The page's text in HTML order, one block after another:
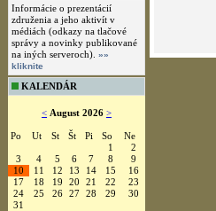
Informácie o prezentácií
združenia a jeho aktivít v
médiách (odkazy na tlačové
správy a novinky publikované
na iných serveroch). »»
kliknite
KALENDÁR
< August 2026 >
Po Ut St Št Pi So
Ne
1
2
3
4 5 6 7 8
9
10
11 12 13 14 15
16
17
18 19 20 21 22
23
24
25 26 27 28 29
30
31